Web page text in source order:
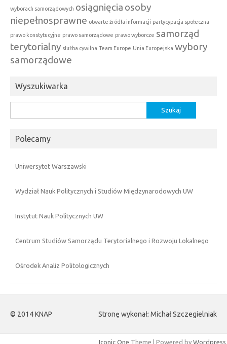
wyborach samorządowych osiągnięcia osoby
niepełnosprawne otwarte źródła informacji partycypacja społeczna
prawo konstytucyjne prawo samorządowe prawo wyborcze samorząd
terytorialny służba cywilna Team Europe Unia Europejska wybory
samorządowe
Wyszukiwarka
Polecamy
Uniwersytet Warszawski
Wydział Nauk Politycznych i Studiów Międzynarodowych UW
Instytut Nauk Politycznych UW
Centrum Studiów Samorządu Terytorialnego i Rozwoju Lokalnego
Ośrodek Analiz Politologicznych
© 2014 KNAP Stronę wykonał: Michał Szczegielniak
Iconic One Theme | Powered by Wordpress